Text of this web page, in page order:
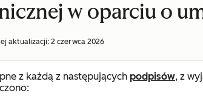
w oparciu o
aktualizacji: 2 czerwca 2026
z każdą z następujących podpisów, z